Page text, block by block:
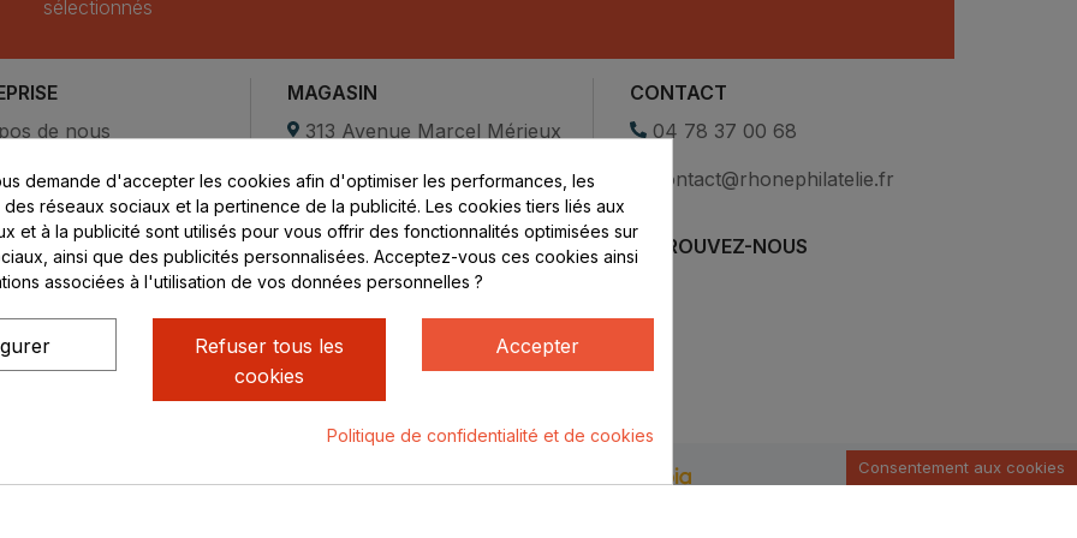
sélectionnés
de nous
sécurisé
nous
MAGASIN
313 Avenue Marcel Mérieux
69530 Brignais
Lundi au vendredi :
8h - 16h
uniquement sur Rendez-
vous
CONTACT
04 78 37 00 68
contact@rhonephilatelie.fr
RETROUVEZ-NOUS
demande d'accepter les cookies afin d'optimiser les performances, les
réseaux sociaux et la pertinence de la publicité. Les cookies tiers liés aux
et à la publicité sont utilisés pour vous offrir des fonctionnalités optimisées sur
ainsi que des publicités personnalisées. Acceptez-vous ces cookies ainsi
associées à l'utilisation de vos données personnelles ?
Accepter
Refuser tous les
cookies
Politique de confidentialité et de cookies
Consentement aux cookies